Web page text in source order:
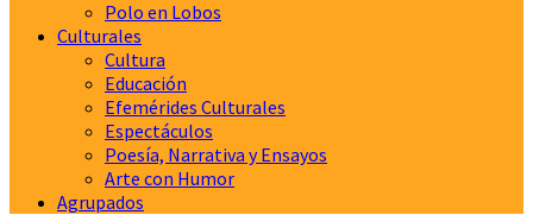
Polo en Lobos
Culturales
Cultura
Educación
Efemérides Culturales
Espectáculos
Poesía, Narrativa y Ensayos
Arte con Humor
Agrupados